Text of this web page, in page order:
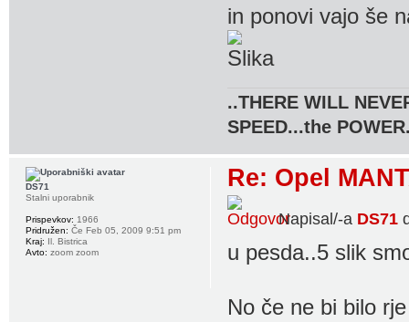
in ponovi vajo še
..THERE WILL
SPEED...the
Re: Opel
Napisal/-a DS71
u pesda..5 slik
No če ne bi bilo
DS71
Stalni uporabnik
Prispevkov: 1966
Pridružen: Če Feb 05, 2009 9:51 pm
Kraj: Il. Bistrica
Avto: zoom zoom